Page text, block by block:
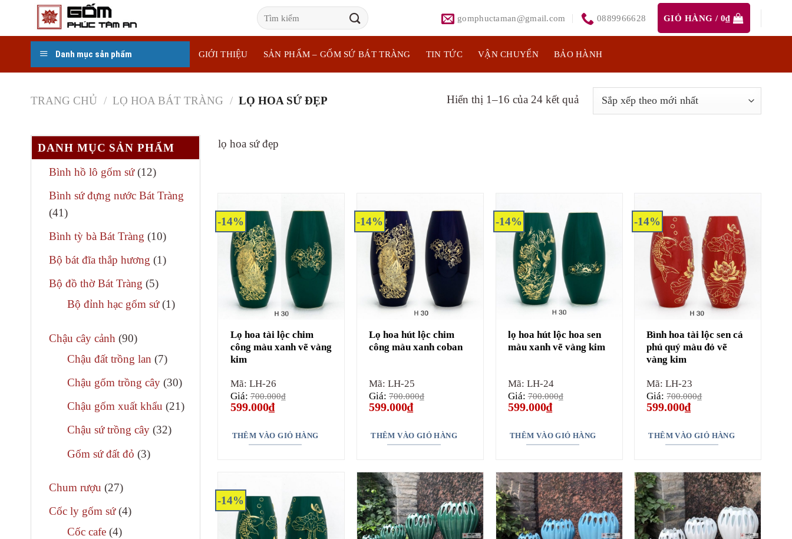
content
Tìm
kiếm:
gomphuctaman@gmail.com 0889966628 GIỎ HÀNG / 0₫
Danh mục sản phẩm GIỚI THIỆU SẢN PHẨM – GỐM SỨ BÁT TRÀNG TIN TỨC VẬN CHUYỂN BẢO HÀNH
TRANG CHỦ / LỌ HOA BÁT TRÀNG / LỌ HOA SỨ ĐẸP Hiển thị 1–16 của 24 kết quả
DANH MỤC SẢN PHẨM
Bình hồ lô gốm sứ 1212
Bình sứ đựng nước Bát Tràng
4141
phẩm
Bình tỳ bà Bát Tràng 1010
phẩm
Bộ bát đĩa thắp hương 11
Bộ đồ thờ Bát Tràng 55
sản
Bộ đỉnh hạc gốm sứ 11
Chậu cây cảnh 9090
sản
Chậu đất trồng lan 77
phẩm
Chậu gốm trồng cây 3030
phẩm
Chậu gốm xuất khẩu 2121
Chậu sứ trồng cây 3232
Gốm sứ đất đỏ 33
Chum rượu 2727
phẩm
Cốc ly gốm sứ 44
Cốc cafe 44
lọ hoa sứ đẹp
-14%
Lọ hoa tài lộc chim
công màu xanh vẽ vàng
kim
Mã: LH-26
Giá:700.000₫
Giá
gốc
700.000₫.
599.000₫Giá
hiện
là:
599.000₫.
THÊM VÀO GIỎ HÀNG
-14%
Lọ hoa hút lộc chim
công màu xanh coban
Mã: LH-25
Giá:700.000₫
Giá
gốc
700.000₫.
599.000₫Giá
hiện
là:
599.000₫.
THÊM VÀO GIỎ HÀNG
-14%
lọ hoa hút lộc hoa sen
màu xanh vẽ vàng kim
Mã: LH-24
Giá:700.000₫
Giá
gốc
700.000₫.
599.000₫Giá
hiện
là:
599.000₫.
THÊM VÀO GIỎ HÀNG
-14%
Bình hoa tài lộc sen cá
phú quý màu đỏ vẽ
vàng kim
Mã: LH-23
Giá:700.000₫
Giá
gốc
700.000₫.
599.000₫Giá
hiện
là:
599.000₫.
THÊM VÀO GIỎ HÀNG
-14%